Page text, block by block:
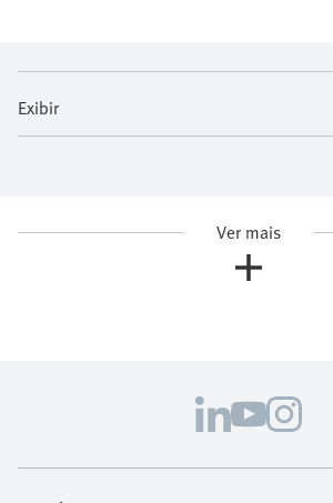
Exibir
Ver mais